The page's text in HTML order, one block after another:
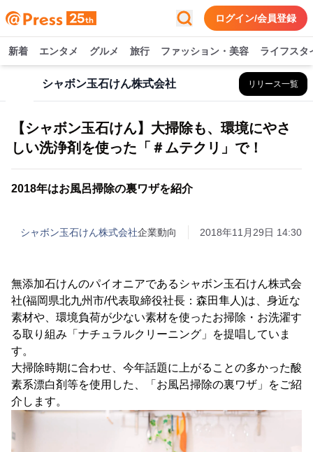
ログイン/会員登録
新着 エンタメ グルメ 旅行 ファッション・美容 ライフスタ
シャボン玉石けん株式会社 リリース一覧
【シャボン玉石けん】大掃除も、環境にやさ
しい洗浄剤を使った「＃ムテクリ」で！
2018年はお風呂掃除の裏ワザを紹介
シャボン玉石けん株式会社企業動向 2018年11月29日 14:30
無添加石けんのパイオニアであるシャボン玉石けん株式会
社(福岡県北九州市/代表取締役社長：森田隼人)は、身近な
素材や、環境負荷が少ない素材を使ったお掃除・お洗濯す
る取り組み「ナチュラルクリーニング」を提唱していま
す。
大掃除時期に合わせ、今年話題に上がることの多かった酸
素系漂白剤等を使用した、「お風呂掃除の裏ワザ」をご紹
介します。